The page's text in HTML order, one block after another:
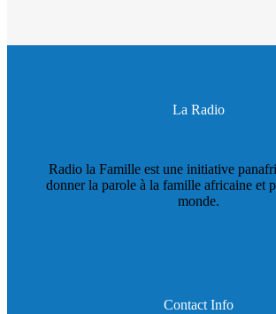
La Radio
Radio la Famille est une initiative
donner la parole à la famille africaine et
monde.
Contact Info